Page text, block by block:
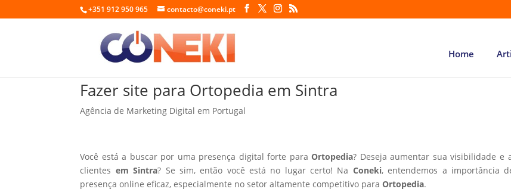
+351 912 950 965 contacto@coneki.pt
Home
Fazer site para Ortopedia em Sintra
Agência de Marketing Digital em Portugal
Você está a buscar por uma presença digital forte paraOrtopedia? Deseja aumentar sua visibilidade e
clientes em Sintra? Se sim, então você está no lugar certo! Na Coneki, entendemos a importância
presença online eficaz, especialmente no setor altamente competitivo paraOrtopedia.